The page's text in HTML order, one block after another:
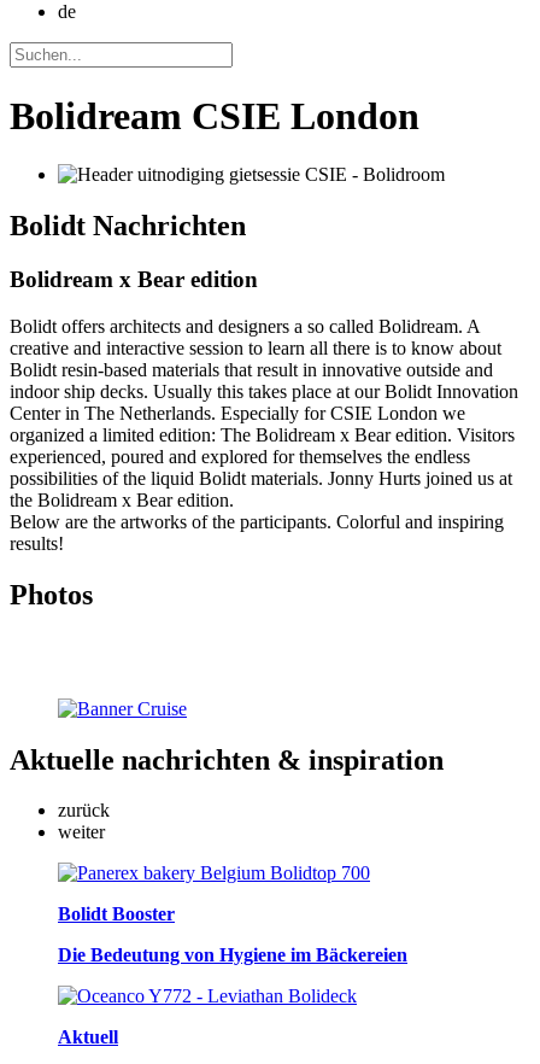
de
Bolidream CSIE London
Bolidt Nachrichten
Bolidream x Bear edition
Bolidt offers architects and designers a so called Bolidream. A
creative and interactive session to learn all there is to know about
Bolidt resin-based materials that result in innovative outside and
indoor ship decks. Usually this takes place at our Bolidt Innovation
Center in The Netherlands. Especially for CSIE London we
organized a limited edition: The Bolidream x Bear edition. Visitors
experienced, poured and explored for themselves the endless
possibilities of the liquid Bolidt materials. Jonny Hurts joined us at
the Bolidream x Bear edition.
Below are the artworks of the participants. Colorful and inspiring
results!
Photos
Aktuelle nachrichten & inspiration
zurück
weiter
Bolidt Booster
Die Bedeutung von Hygiene im Bäckereien
Aktuell